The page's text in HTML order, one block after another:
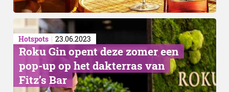
Project Seagrass
Hotspots 23.06.2023
Roku Gin opent deze zomer een
pop-up op het dakterras van
Fitz’s Bar